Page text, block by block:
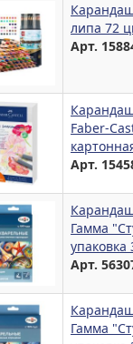
липа 72
Арт.
Faber-
Арт.
Гамма
упаковка
Арт.
Гамма